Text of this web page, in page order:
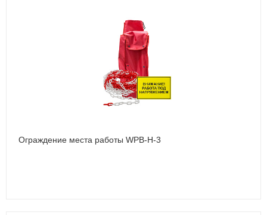
Ограждение места работы WPB-Н-3